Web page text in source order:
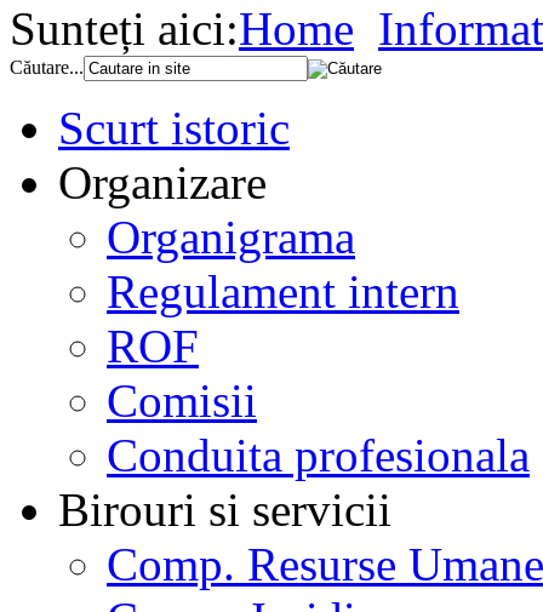
Sunteți aici:Home
Căutare...
Scurt istoric
Organizare
Organigrama
Regulament intern
ROF
Comisii
Conduita profesionala
Birouri si servicii
Comp. Resurse Umane